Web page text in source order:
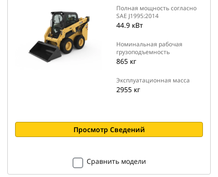
Полная мощность согласно
SAE J1995:2014
44.9 кВт
Номинальная рабочая
грузоподъемность
865 кг
Эксплуатационная масса
2955 кг
Просмотр Сведений
Сравнить модели